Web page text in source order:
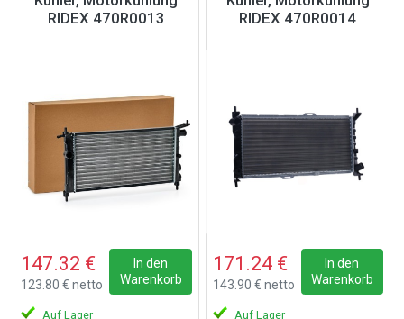
RIDEX 470R0013
147.32 €
123.80 € netto
In den
Warenkorb
Auf Lager
RIDEX 470R0014
171.24 €
143.90 € netto
In den
Warenkorb
Auf Lager